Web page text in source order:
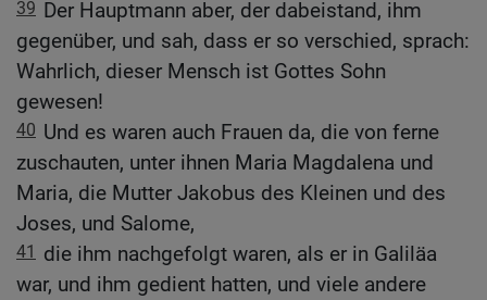
39 Der Hauptmann aber, der dabeistand, ihm
gegenüber, und sah, dass er so verschied, sprach:
Wahrlich, dieser Mensch ist Gottes Sohn
gewesen!
40 Und es waren auch Frauen da, die von ferne
zuschauten, unter ihnen Maria Magdalena und
Maria, die Mutter Jakobus des Kleinen und des
Joses, und Salome,
41 die ihm nachgefolgt waren, als er in Galiläa
war, und ihm gedient hatten, und viele andere